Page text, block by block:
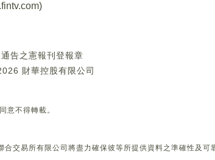
)
告之憲報刊登報章
財華控股有限公司
意不得轉載。
合交易所有限公司將盡力確保彼等所提供資料之準確性及